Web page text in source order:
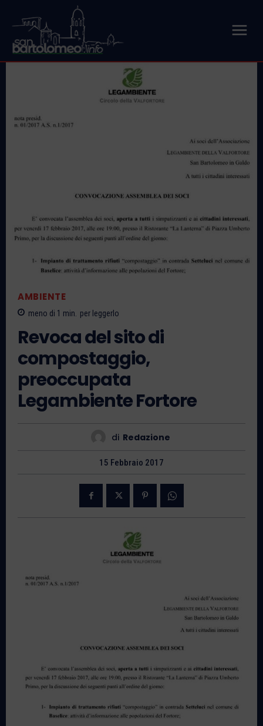
AMBIENTE
meno di 1 min. per leggerlo
Revoca del sito di
compostaggio,
preoccupata
Legambiente Fortore
di Redazione
15 Febbraio 2017